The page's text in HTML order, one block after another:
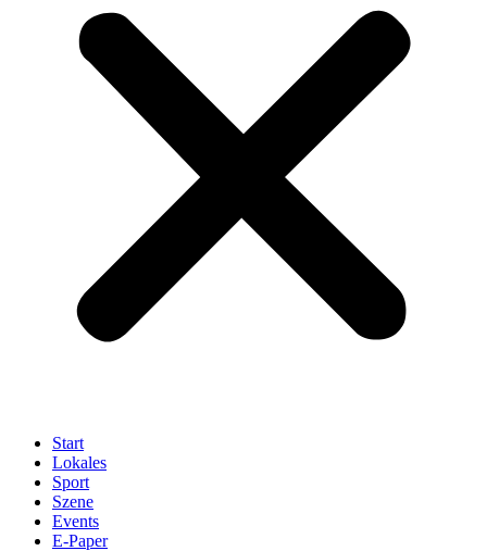
Start
Lokales
Sport
Szene
Events
E-Paper